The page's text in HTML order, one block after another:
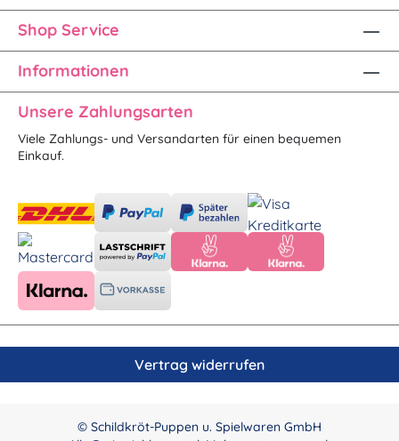
Shop Service
Informationen
Unsere Zahlungsarten
Viele Zahlungs- und Versandarten für einen bequemen
Einkauf.
Vertrag widerrufen
© Schildkröt-Puppen u. Spielwaren GmbH